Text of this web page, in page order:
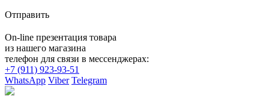
Отправить
On-line презентация товара
из нашего магазина
телефон для связи в мессенджерах:
+7 (911) 923-93-51
WhatsApp Viber Telegram